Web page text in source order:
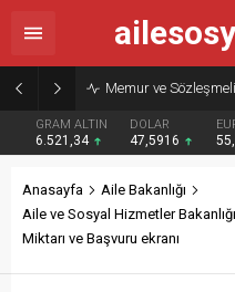
GRAM ALTIN
6.521,34
DOLAR
47,5916
Anasayfa
Aile Bakanlığı
Aile ve Sosyal Hizmetler
Miktarı ve Başvuru ekranı